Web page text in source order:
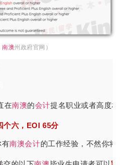
南澳州政府官网）
在南澳的会计提名职业或者高度
个六，EOI 65分
有南澳会计的工作经验，不然你